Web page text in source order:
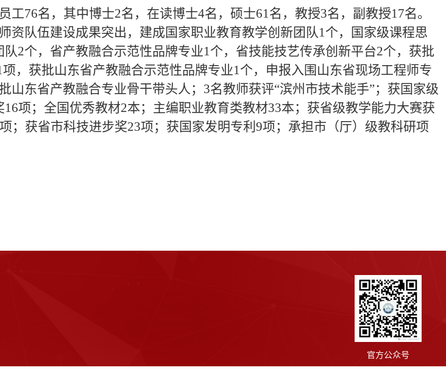
工76名，其中博士2名，在读博士4名，硕士61名，教授3名，副教授17名。
资队伍建设成果突出，建成国家职业教育教学创新团队1个，国家级课程思
2个，省产教融合示范性品牌专业1个，省技能技艺传承创新平台2个，获批
，获批山东省产教融合示范性品牌专业1个，申报入围山东省现场工程师专
山东省产教融合专业骨干带头人；3名教师获评“滨州市技术能手”；获国家级
项；全国优秀教材2本；主编职业教育类教材33本；获省级教学能力大赛获
；获省市科技进步奖23项；获国家发明专利9项；承担市（厅）级教科研项
官方公众号